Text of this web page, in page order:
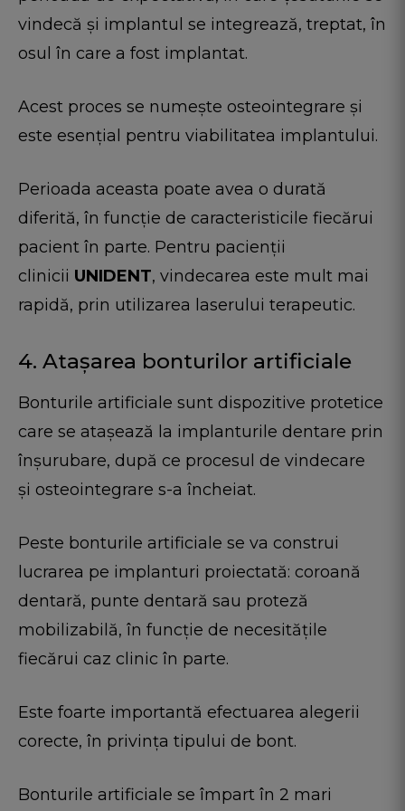
vindecă și implantul se integrează, treptat, în
osul în care a fost implantat.
Acest proces se numește osteointegrare și
este esențial pentru viabilitatea implantului.
Perioada aceasta poate avea o durată
diferită, în funcție de caracteristicile fiecărui
pacient în parte. Pentru pacienții
clinicii UNIDENT, vindecarea este mult mai
rapidă, prin utilizarea laserului terapeutic.
4. Atașarea bonturilor artificiale
Bonturile artificiale sunt dispozitive protetice
care se atașează la implanturile dentare prin
înșurubare, după ce procesul de vindecare
și osteointegrare s-a încheiat.
Peste bonturile artificiale se va construi
lucrarea pe implanturi proiectată: coroană
dentară, punte dentară sau proteză
mobilizabilă, în funcție de necesitățile
fiecărui caz clinic în parte.
Este foarte importantă efectuarea alegerii
corecte, în privința tipului de bont.
Bonturile artificiale se împart în 2 mari